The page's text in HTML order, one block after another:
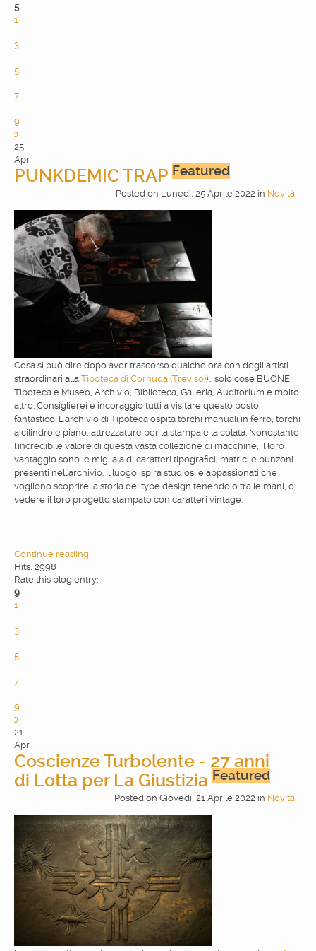
5
1
3
5
7
9
10
25
Apr
PUNKDEMIC TRAP Featured
Posted on Lunedì, 25 Aprile 2022 in Novità
Cosa si può dire dopo aver trascorso qualche ora con degli artisti
straordinari alla Tipoteca di Cornuda (Treviso))... solo cose BUONE.
Tipoteca è Museo, Archivio, Biblioteca, Galleria, Auditorium e molto
altro. Consiglierei e incoraggio tutti a visitare questo posto
fantastico. L'archivio di Tipoteca ospita torchi manuali in ferro, torchi
a cilindro e piano, attrezzature per la stampa e la colata. Nonostante
l'incredibile valore di questa vasta collezione di macchine, il loro
vantaggio sono le migliaia di caratteri tipografici, matrici e punzoni
presenti nell'archivio. Il luogo ispira studiosi e appassionati che
vogliono scoprire la storia del type design tenendolo tra le mani, o
vedere il loro progetto stampato con caratteri vintage.
Continue reading
Hits: 2998
Rate this blog entry:
9
1
3
5
7
9
10
21
Apr
Coscienze Turbolente - 27 anni
di Lotta per La Giustizia Featured
Posted on Giovedì, 21 Aprile 2022 in Novità